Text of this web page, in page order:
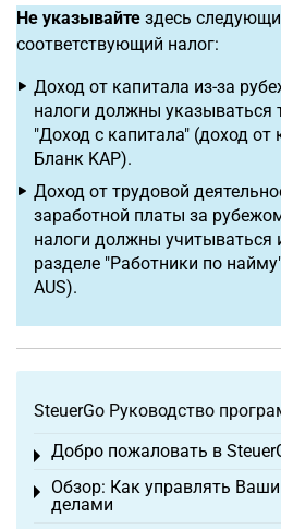
Не указывайте здесь
соответствующий налог:
Доход от капитала из-за
налоги должны указываться
"Доход с капитала" (доход от
Бланк KAP).
Доход от трудовой
заработной платы за
налоги должны учитываться
разделе "Работники по
AUS).
SteuerGo Руководство
Добро пожаловать в
Toggle menu
Обзор: Как управлять
делами
Toggle menu